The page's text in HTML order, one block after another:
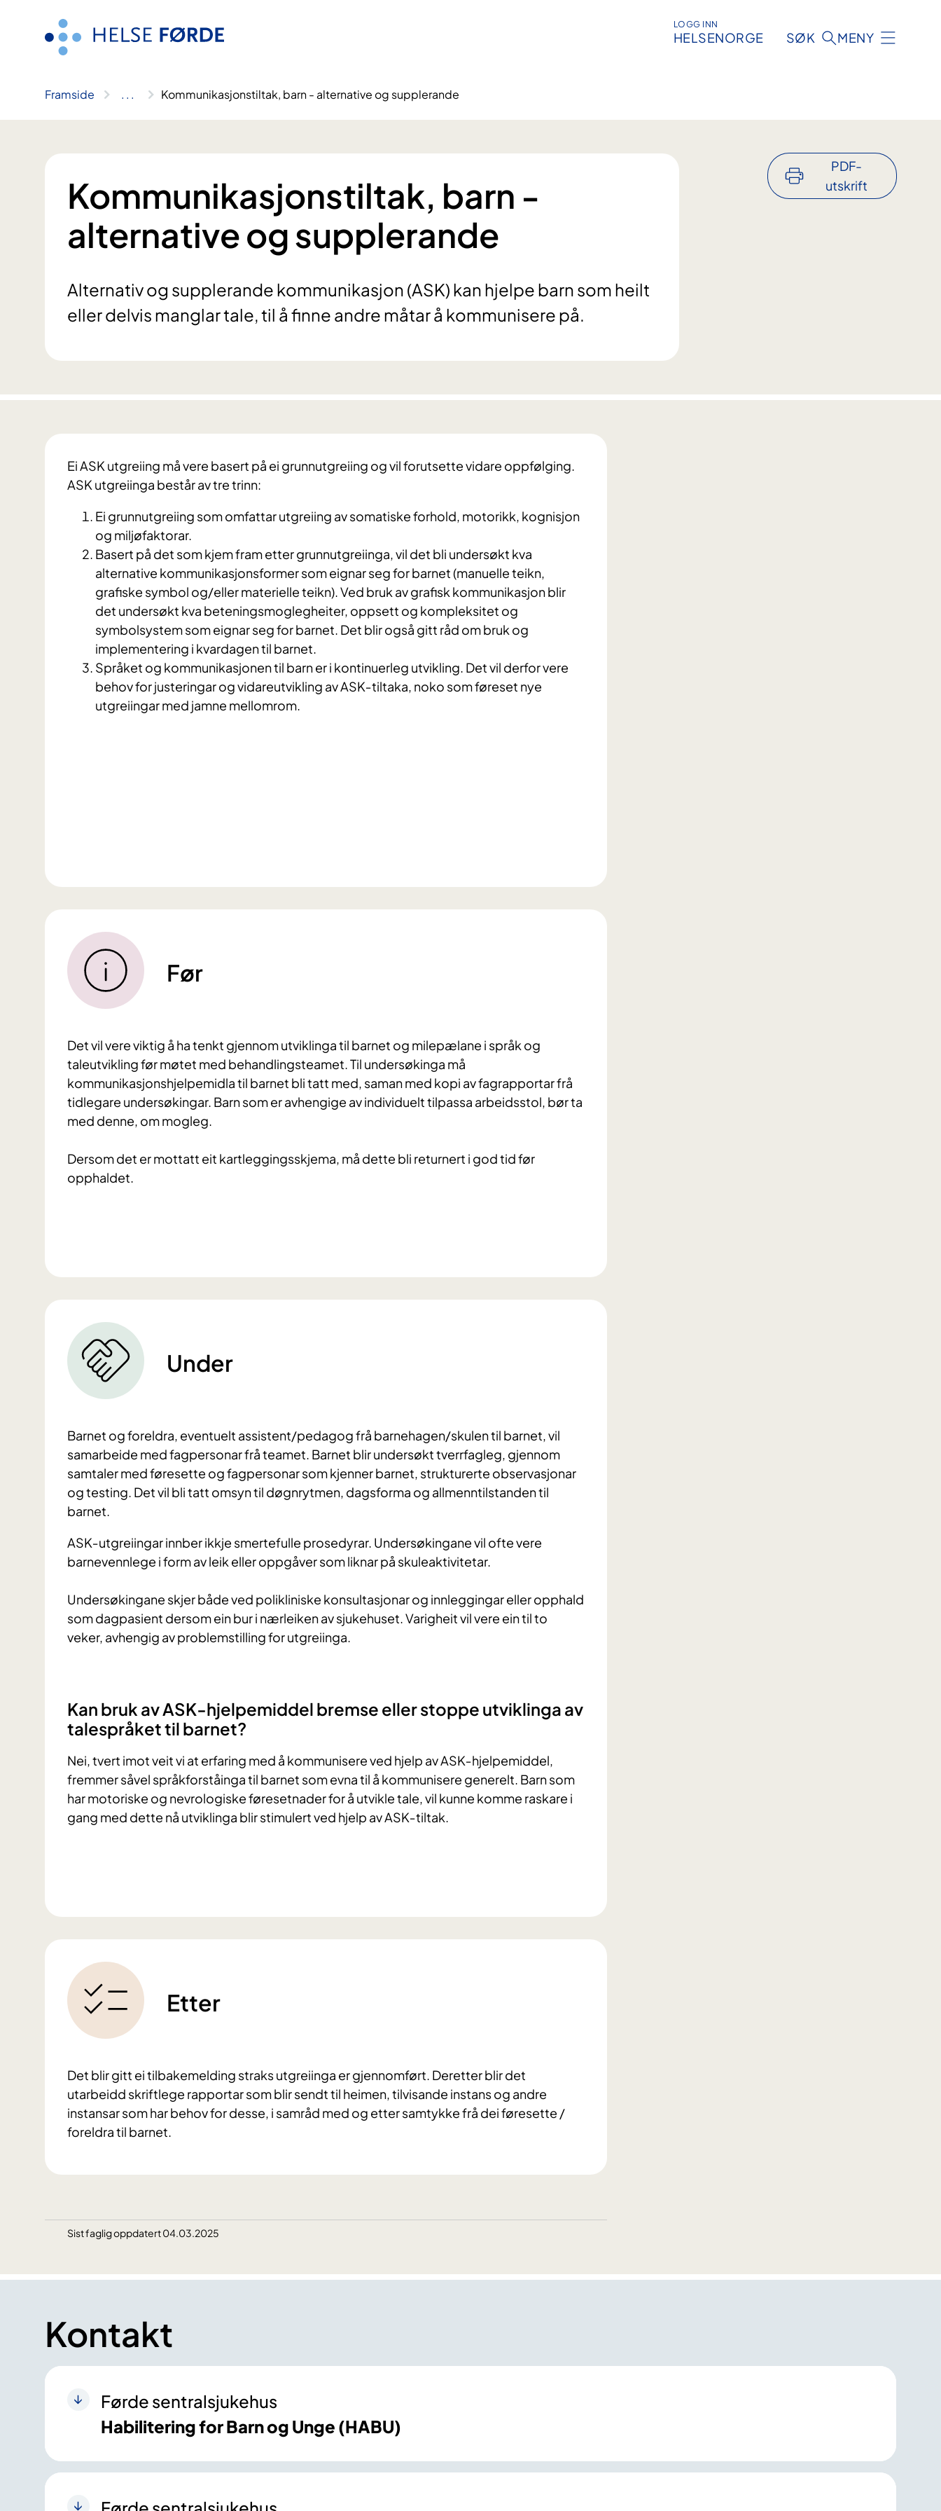
LOGG INN
HELSENORGE SØK MENY
Framside .. . Kommunikasjonstiltak, barn - alternative og supplerande
Kommunikasjonstiltak, barn -
alternative og supplerande
Alternativ og supplerande kommunikasjon (ASK) kan hjelpe barn som heilt
eller delvis manglar tale, til å finne andre måtar å kommunisere på.
PDF-
utskrift
Ei ASK utgreiing må vere basert på ei grunnutgreiing og vil forutsette vidare oppfølging.
ASK utgreiinga består av tre trinn:
Ei grunnutgreiing som omfattar utgreiing av somatiske forhold, motorikk, kognisjon
og miljøfaktorar.
Basert på det som kjem fram etter grunnutgreiinga, vil det bli undersøkt kva
alternative kommunikasjonsformer som eignar seg for barnet (manuelle teikn,
grafiske symbol og/eller materielle teikn). Ved bruk av grafisk kommunikasjon blir
det undersøkt kva beteningsmoglegheiter, oppsett og kompleksitet og
symbolsystem som eignar seg for barnet. Det blir også gitt råd om bruk og
implementering i kvardagen til barnet.
Språket og kommunikasjonen til barn er i kontinuerleg utvikling. Det vil derfor vere
behov for justeringar og vidareutvikling av ASK‐tiltaka, noko som føreset nye
utgreiingar med jamne mellomrom.
Før
Det vil vere viktig å ha tenkt gjennom utviklinga til barnet og milepælane i språk og
taleutvikling før møtet med behandlingsteamet. Til undersøkinga må
kommunikasjonshjelpemidla til barnet bli tatt med, saman med kopi av fagrapportar frå
tidlegare undersøkingar. Barn som er avhengige av individuelt tilpassa arbeidsstol, bør ta
med denne, om mogleg.
Dersom det er mottatt eit kartleggingsskjema, må dette bli returnert i god tid før
opphaldet.
Under
Barnet og foreldra, eventuelt assistent/pedagog frå barnehagen/skulen til barnet, vil
samarbeide med fagpersonar frå teamet. Barnet blir undersøkt tverrfagleg, gjennom
samtaler med føresette og fagpersonar som kjenner barnet, strukturerte observasjonar
og testing. Det vil bli tatt omsyn til døgnrytmen, dagsforma og allmenntilstanden til
barnet.
ASK‐utgreiingar innber ikkje smertefulle prosedyrar. Undersøkingane vil ofte vere
barnevennlege i form av leik eller oppgåver som liknar på skuleaktivitetar.
Undersøkingane skjer både ved polikliniske konsultasjonar og innleggingar eller opphald
som dagpasient dersom ein bur i nærleiken av sjukehuset. Varigheit vil vere ein til to
veker, avhengig av problemstilling for utgreiinga.
Kan bruk av ASK‐hjelpemiddel bremse eller stoppe utviklinga av
talespråket til barnet?
Nei, tvert imot veit vi at erfaring med å kommunisere ved hjelp av ASK‐hjelpemiddel,
fremmer såvel språkforståinga til barnet som evna til å kommunisere generelt. Barn som
har motoriske og nevrologiske føresetnader for å utvikle tale, vil kunne komme raskare i
gang med dette nå utviklinga blir stimulert ved hjelp av ASK‐tiltak.
Etter
Det blir gitt ei tilbakemelding straks utgreiinga er gjennomført. Deretter blir det
utarbeidd skriftlege rapportar som blir sendt til heimen, tilvisande instans og andre
instansar som har behov for desse, i samråd med og etter samtykke frå dei føresette /
foreldra til barnet.
Sist faglig oppdatert 04.03.2025
Kontakt
Førde sentralsjukehus
Habilitering for Barn og Unge (HABU)